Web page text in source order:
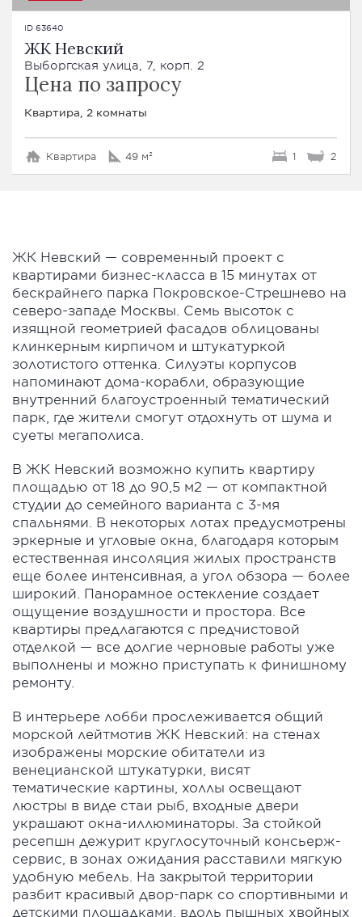
ID 63640
ЖК Невский
Выборгская улица, 7, корп. 2
Цена по запросу
Квартира, 2 комнаты
Квартира 49 м² 1 2
ЖК Невский — современный проект с
квартирами бизнес-класса в 15 минутах от
бескрайнего парка Покровское-Стрешнево на
северо-западе Москвы. Семь высоток с
изящной геометрией фасадов облицованы
клинкерным кирпичом и штукатуркой
золотистого оттенка. Силуэты корпусов
напоминают дома-корабли, образующие
внутренний благоустроенный тематический
парк, где жители смогут отдохнуть от шума и
суеты мегаполиса.
В ЖК Невский возможно купить квартиру
площадью от 18 до 90,5 м2 — от компактной
студии до семейного варианта с 3-мя
спальнями. В некоторых лотах предусмотрены
эркерные и угловые окна, благодаря которым
естественная инсоляция жилых пространств
еще более интенсивная, а угол обзора — более
широкий. Панорамное остекление создает
ощущение воздушности и простора. Все
квартиры предлагаются с предчистовой
отделкой — все долгие черновые работы уже
выполнены и можно приступать к финишному
ремонту.
В интерьере лобби прослеживается общий
морской лейтмотив ЖК Невский: на стенах
изображены морские обитатели из
венецианской штукатурки, висят
тематические картины, холлы освещают
люстры в виде стаи рыб, входные двери
украшают окна-иллюминаторы. За стойкой
ресепшн дежурит круглосуточный консьерж-
сервис, в зонах ожидания расставили мягкую
удобную мебель. На закрытой территории
разбит красивый двор-парк со спортивными и
детскими площадками, вдоль пышных хвойных